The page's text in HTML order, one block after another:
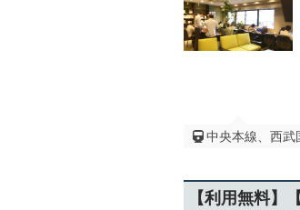
中央本線、西武
【利用無料】